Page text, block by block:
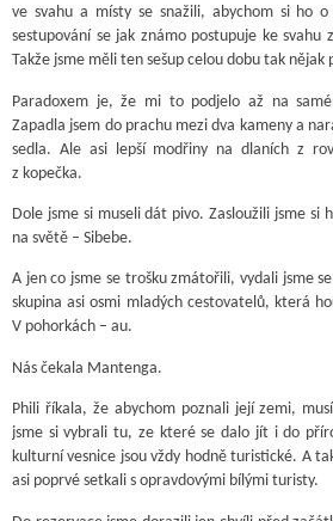
ve svahu a místy se snažili, abychom si ho
sestupování se jak známo postupuje ke
Takže jsme měli ten sešup celou dobu tak nějak
Paradoxem je, že mi to podjelo až na
Zapadla jsem do prachu mezi dva kameny a
sedla. Ale asi lepší modřiny na dlaních z
z kopečka.
Dole jsme si museli dát pivo. Zasloužili jsme si
na světě – Sibebe.
A jen co jsme se trošku zmátořili, vydali jsme
skupina asi osmi mladých cestovatelů, která
V pohorkách – au.
Nás čekala Mantenga.
Phili říkala, že abychom poznali její zemi,
jsme si vybrali tu, ze které se dalo jít i do
kulturní vesnice jsou vždy hodně turistické. A
asi poprvé setkali s opravdovými bílými turisty.